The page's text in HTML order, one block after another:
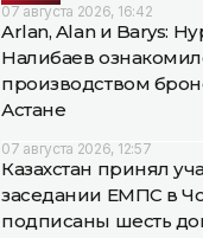
07 августа 2026, 16:42
Arlan, Alan и Barys:
Налибаев
производством
Астане
07 августа 2026, 12:57
Казахстан принял
заседании ЕМПС в
подписаны шесть